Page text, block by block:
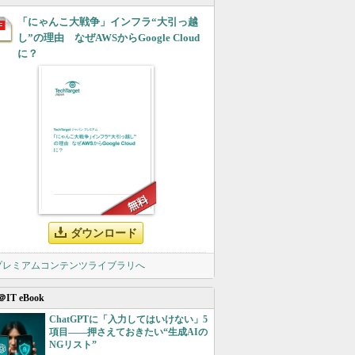
「にゃんこ大戦争」インフラ“大引っ越
し”の理由 なぜAWSからGoogle Cloud
に？
ダウンロード
レミアムコンテンツライブラリへ
IT eBook
ChatGPTに「入力してはいけない」5
項目――押さえておきたい“生成AIの
NGリスト”